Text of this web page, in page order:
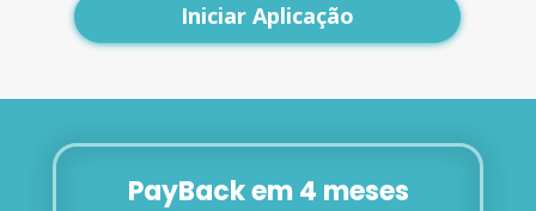
Iniciar Aplicação
PayBack em 4 meses